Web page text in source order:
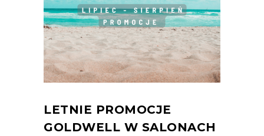
LETNIE PROMOCJE
GOLDWELL W SALONACH